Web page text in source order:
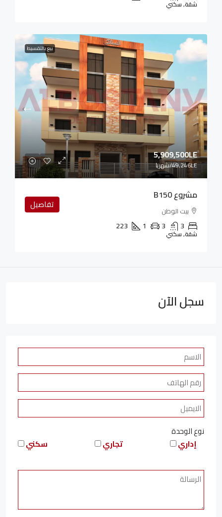
شقة, سكني
بيع بالتقسيط
5,909,500LE
49,246LE/شهريا
مشروع B150
بيت الوطن
3
3
1
223
شقة, سكني
تفاصيل
سجل الآن
نوع الوحدة
سكني
تجاري إداري